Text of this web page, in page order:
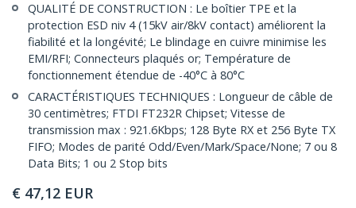
QUALITÉ DE CONSTRUCTION : Le boîtier TPE et la
protection ESD niv 4 (15kV air/8kV contact) améliorent la
fiabilité et la longévité; Le blindage en cuivre minimise les
EMI/RFI; Connecteurs plaqués or; Température de
fonctionnement étendue de -40°C à 80°C
CARACTÉRISTIQUES TECHNIQUES : Longueur de câble de
30 centimètres; FTDI FT232R Chipset; Vitesse de
transmission max : 921.6Kbps; 128 Byte RX et 256 Byte TX
FIFO; Modes de parité Odd/Even/Mark/Space/None; 7 ou 8
Data Bits; 1 ou 2 Stop bits
€ 47,12 EUR